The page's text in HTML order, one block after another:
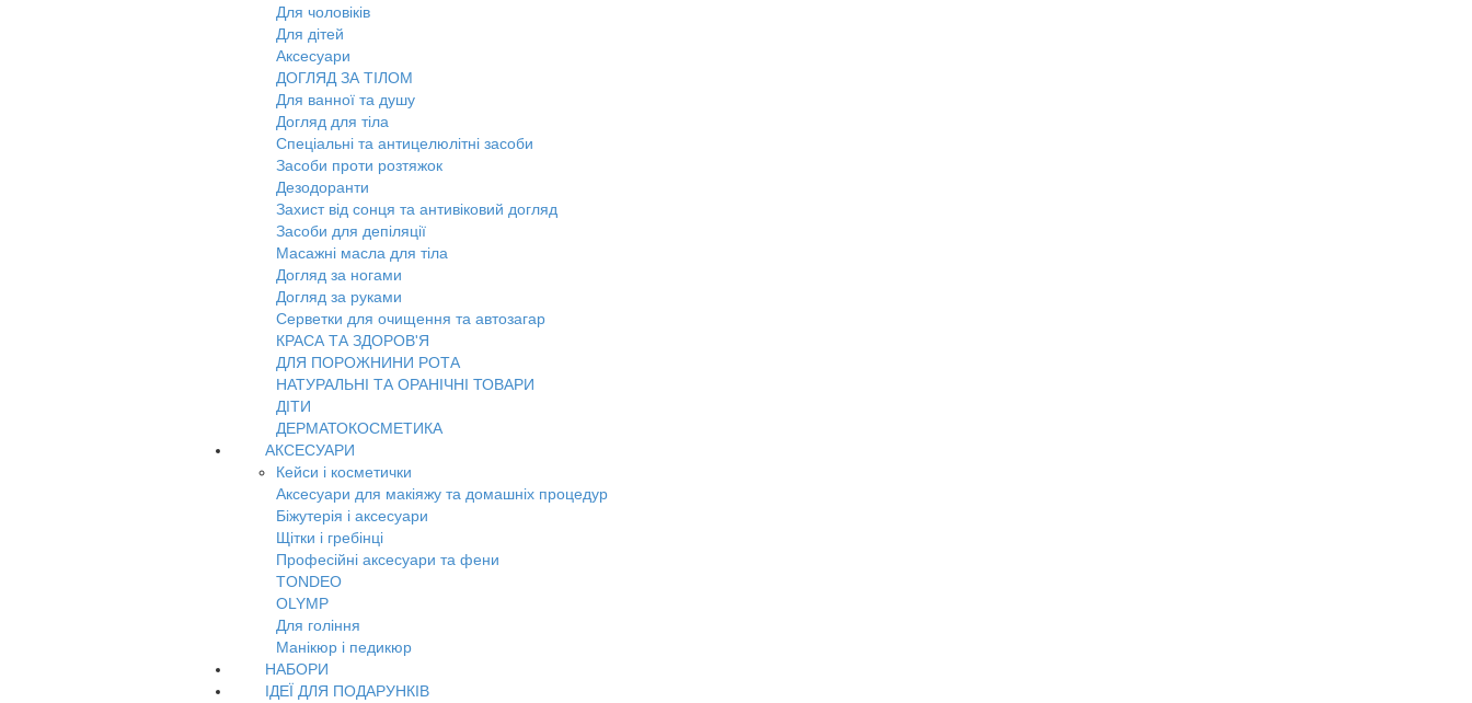
Для чоловіків
Для дітей
Аксесуари
ДОГЛЯД ЗА ТІЛОМ
Для ванної та душу
Догляд для тіла
Спеціальні та антицелюлітні засоби
Засоби проти розтяжок
Дезодоранти
Захист від сонця та антивіковий догляд
Засоби для депіляції
Масажні масла для тіла
Догляд за ногами
Догляд за руками
Серветки для очищення та автозагар
КРАСА ТА ЗДОРОВ'Я
ДЛЯ ПОРОЖНИНИ РОТА
НАТУРАЛЬНІ ТА ОРАНІЧНІ ТОВАРИ
ДІТИ
ДЕРМАТОКОСМЕТИКА
АКСЕСУАРИ
Кейси і косметички
Аксесуари для макіяжу та домашніх процедур
Біжутерія і аксесуари
Щітки і гребінці
Професійні аксесуари та фени
TONDEO
OLYMP
Для гоління
Манікюр і педикюр
НАБОРИ
ІДЕЇ ДЛЯ ПОДАРУНКІВ